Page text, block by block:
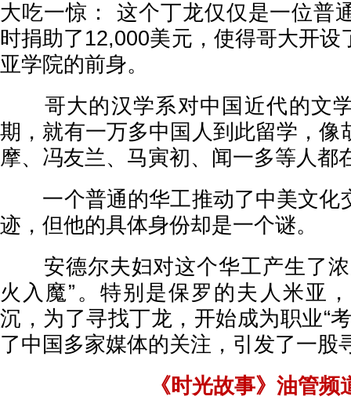
大吃一惊： 这个丁龙仅仅是一位普
时捐助了12,000美元，使得哥大开设
亚学院的前身。
哥大的汉学系对中国近代的文
期，就有一万多中国人到此留学，像
摩、冯友兰、马寅初、闻一多等人都
一个普通的华工推动了中美文化
迹，但他的具体身份却是一个谜。
安德尔夫妇对这个华工产生了浓
火入魔”。特别是保罗的夫人米亚
沉，为了寻找丁龙，开始成为职业“
了中国多家媒体的关注，引发了一股
《时光故事》油管频